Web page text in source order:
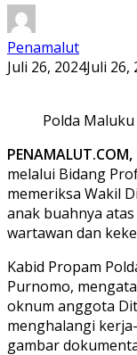
Penamalut
Juli 26, 2024Juli 26,
Polda
PENAMALUT.COM,
melalui Bidang
memeriksa Wakil
anak buahnya
wartawan dan
Kabid Propam
Purnomo,
oknum anggota
menghalangi
gambar